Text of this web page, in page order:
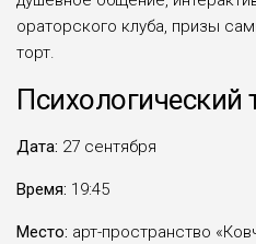
ораторского клуба, призы
торт.
Психологический
Дата: 27 сентября
Время: 19:45
Место: арт-пространство